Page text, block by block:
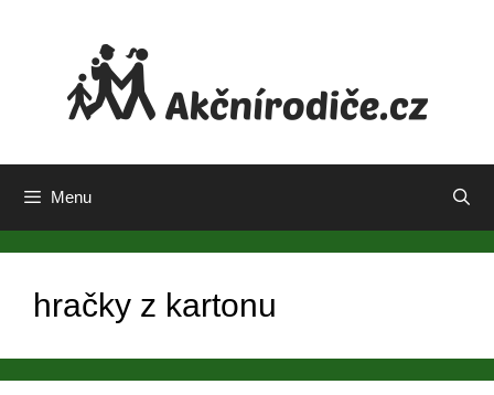
Menu
hračky z kartonu